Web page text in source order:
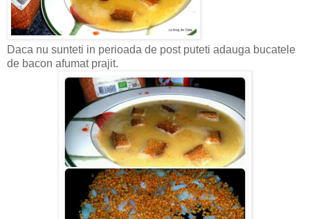
Daca nu sunteti in perioada de post puteti adauga bucatele
de bacon afumat prajit.